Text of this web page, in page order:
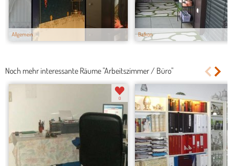
Allgemein Balkon
Noch mehr interessante Räume "Arbeitszimmer / Büro"
0